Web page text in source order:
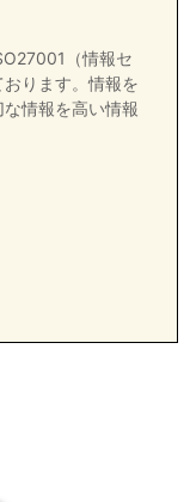
（情報セ
ります。情報を
情報を高い情報